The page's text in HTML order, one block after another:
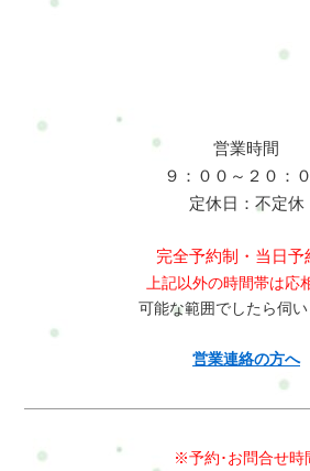
営業時間
９：００～２０：
定休日：不定休
完全予約制・当日予
上記以外の時間帯は応
可能な範囲でしたら伺い
営業連絡の方へ
※予約･お問合せ時